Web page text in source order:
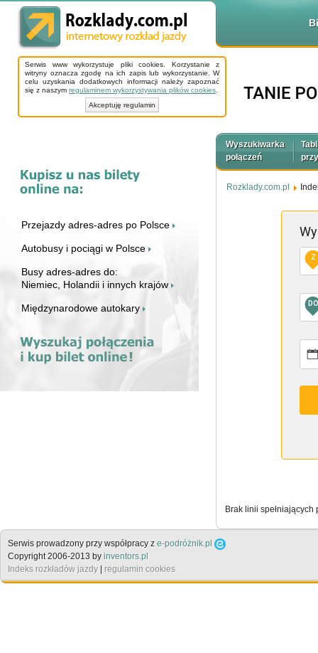
Serwis www wykorzystuje pliki cookies. Korzystanie z
witryny oznacza zgodę na ich zapis lub wykorzystanie. W
celu uzyskania dodatkowych informacji należy zapoznać
się z naszym regulaminem wykorzystywania plików cookies
Akceptuję regulamin
Przejazdy adres-adres po Polsce
Autobusy i pociągi w Polsce
Busy adres-adres do:
Niemiec, Holandii i innych krajów
Międzynarodowe autokary
Wyszukiwarka
połączeń
Rozklady.com.pl
Z
DO
Brak linii spełniających
Serwis prowadzony przy współpracy z e-podróżnik.pl
Copyright 2006-2013 by inventors.pl
Indeks rozkładów jazdy
regulamin cookies